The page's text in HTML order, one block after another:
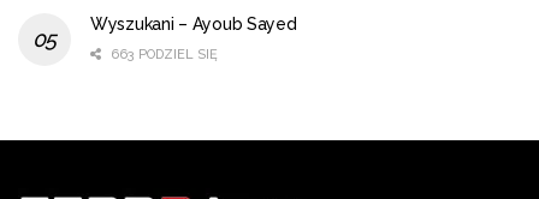
Wyszukani – Ayoub Sayed
663 PODZIEL SIĘ